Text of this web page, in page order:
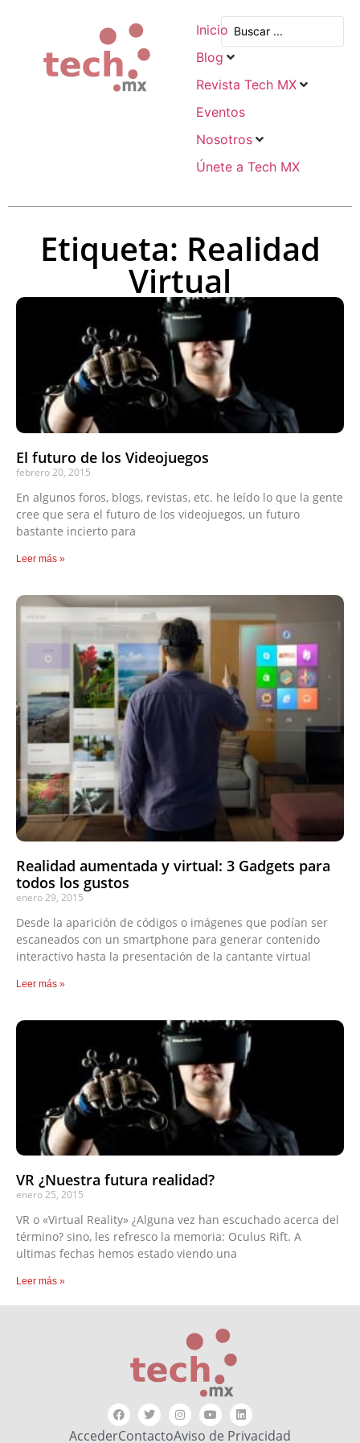
Inicio
Blog
Revista Tech MX
Eventos
Nosotros
Únete a Tech MX
Etiqueta: Realidad
Virtual
El futuro de los Videojuegos
febrero 20, 2015
En algunos foros, blogs, revistas, etc. he leído lo que la gente
cree que sera el futuro de los videojuegos, un futuro
bastante incierto para
Leer más »
Realidad aumentada y virtual: 3 Gadgets para
todos los gustos
enero 29, 2015
Desde la aparición de códigos o imágenes que podían ser
escaneados con un smartphone para generar contenido
interactivo hasta la presentación de la cantante virtual
Leer más »
VR ¿Nuestra futura realidad?
enero 25, 2015
VR o «Virtual Reality» ¿Alguna vez han escuchado acerca del
término? sino, les refresco la memoria: Oculus Rift. A
ultimas fechas hemos estado viendo una
Leer más »
AccederContactoAviso de Privacidad